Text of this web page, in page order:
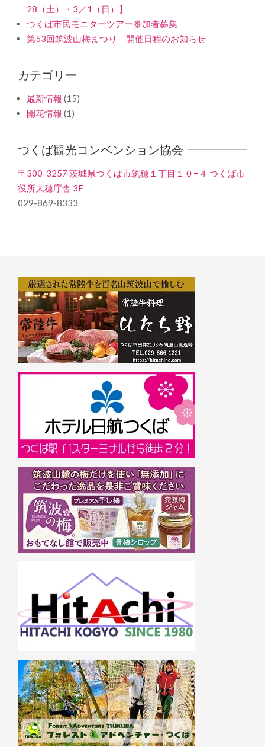
28（土）・3／1（日）】
つくば市民モニターツアー参加者募集
第53回筑波山梅まつり 開催日程のお知らせ
カテゴリー
最新情報 (15)
開花情報 (1)
つくば観光コンベンション協会
〒300-3257 茨城県つくば市筑穂１丁目１０−４ つくば市
役所大穂庁舎 3F
029-869-8333